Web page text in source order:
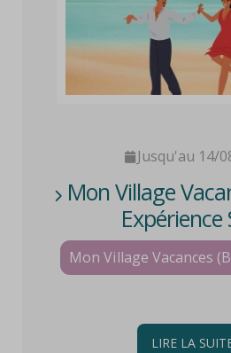
Jusqu'au 14/
Mon Village
Expérience
Mon Village Vacances
LIRE LA